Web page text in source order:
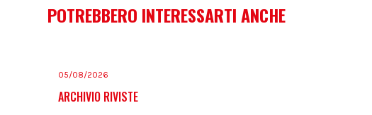
POTREBBERO INTERESSARTI ANCHE
05/08/2026
ARCHIVIO RIVISTE